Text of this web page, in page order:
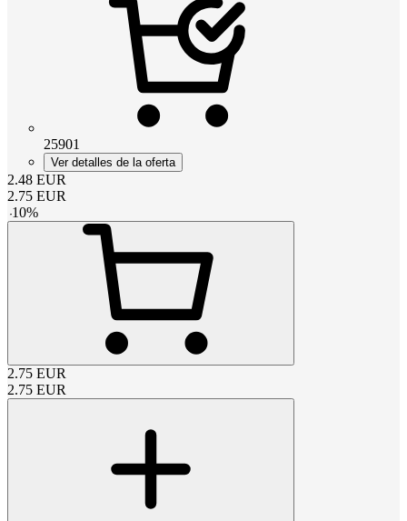
25901
Ver detalles de la oferta
2.48 EUR
2.75 EUR
-10%
2.75 EUR
2.75 EUR